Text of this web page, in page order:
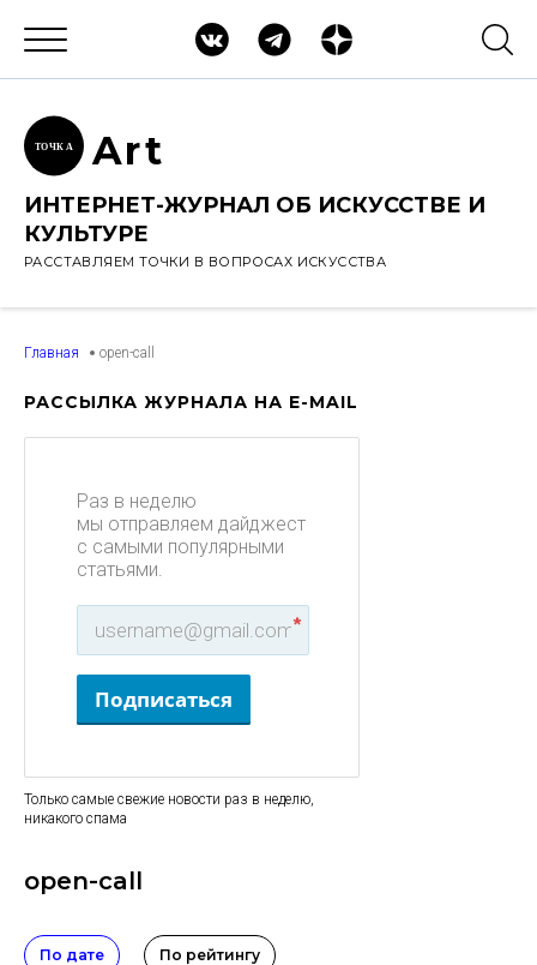
ТОЧК А Art
ИНТЕРНЕТ-ЖУРНАЛ ОБ ИСКУССТВЕ И
КУЛЬТУРЕ
РАССТАВЛЯЕМ ТОЧКИ В ВОПРОСАХ ИСКУССТВА
Главная open-call
РАССЫЛКА ЖУРНАЛА НА E-MAIL
Раз в неделю
мы отправляем дайджест
с самыми популярными
статьями.
*
Подписаться
Только самые свежие новости раз в неделю,
никакого спама
open-call
По дате По рейтингу